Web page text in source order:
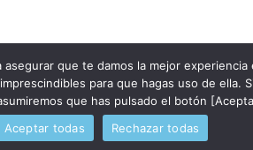
asegurar que te damos la mejor experiencia
para que hagas uso de ella.
que has pulsado el botón
Aceptar todas
Rechazar todas